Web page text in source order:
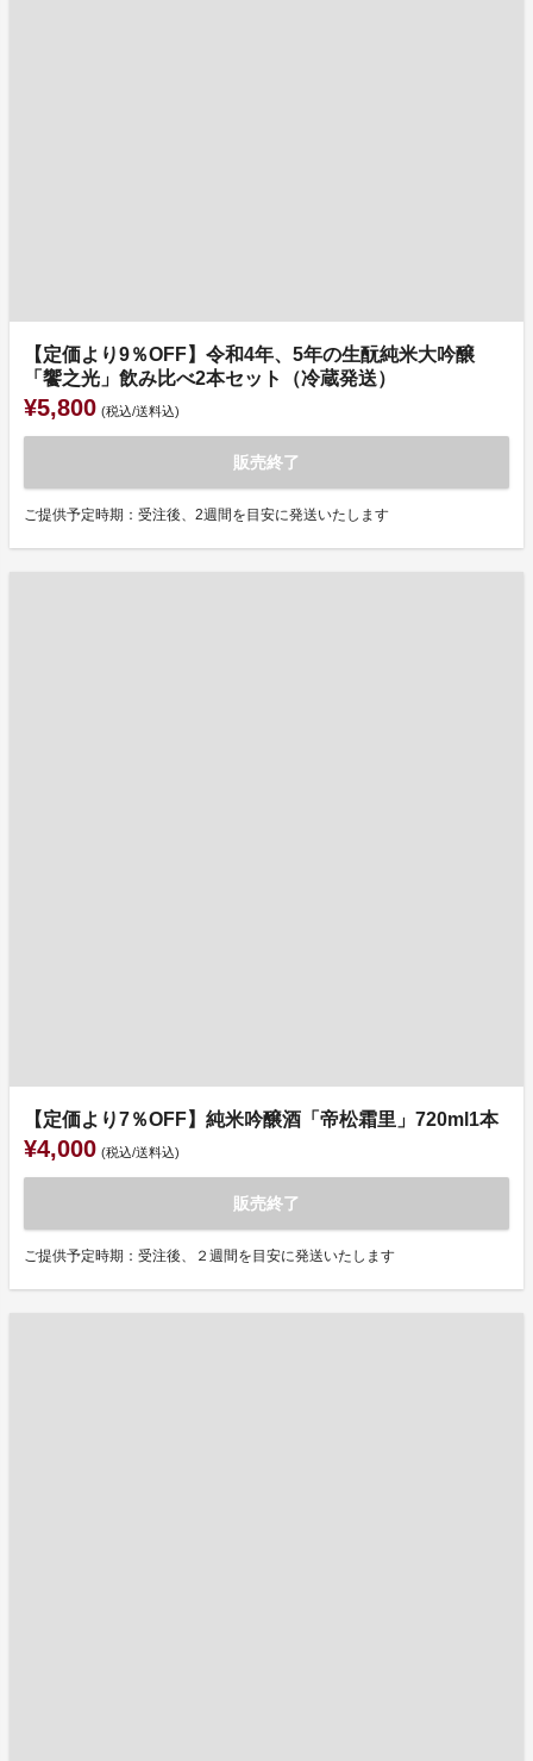
【定価より9％OFF】令和4年、5年の生酛純米大吟醸
「饗之光」飲み比べ2本セット（冷蔵発送）
¥5,800 (税込/送料込)
販売終了
ご提供予定時期：受注後、2週間を目安に発送いたします
【定価より7％OFF】純米吟醸酒「帝松霜里」720ml1本
¥4,000 (税込/送料込)
販売終了
ご提供予定時期：受注後、２週間を目安に発送いたします